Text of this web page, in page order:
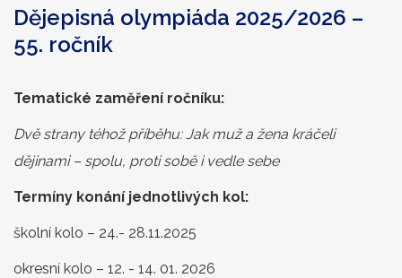
Dějepisná olympiáda 2025/2026 –
55. ročník
Tematické zaměření ročníku:
Dvě strany téhož příběhu: Jak muž a žena kráčeli
dějinami – spolu, proti sobě i vedle sebe
Termíny konání jednotlivých kol:
školní kolo – 24.- 28.11.2025
okresní kolo – 12. - 14. 01. 2026